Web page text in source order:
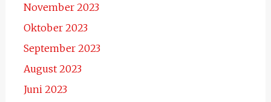
November 2023
Oktober 2023
September 2023
August 2023
Juni 2023